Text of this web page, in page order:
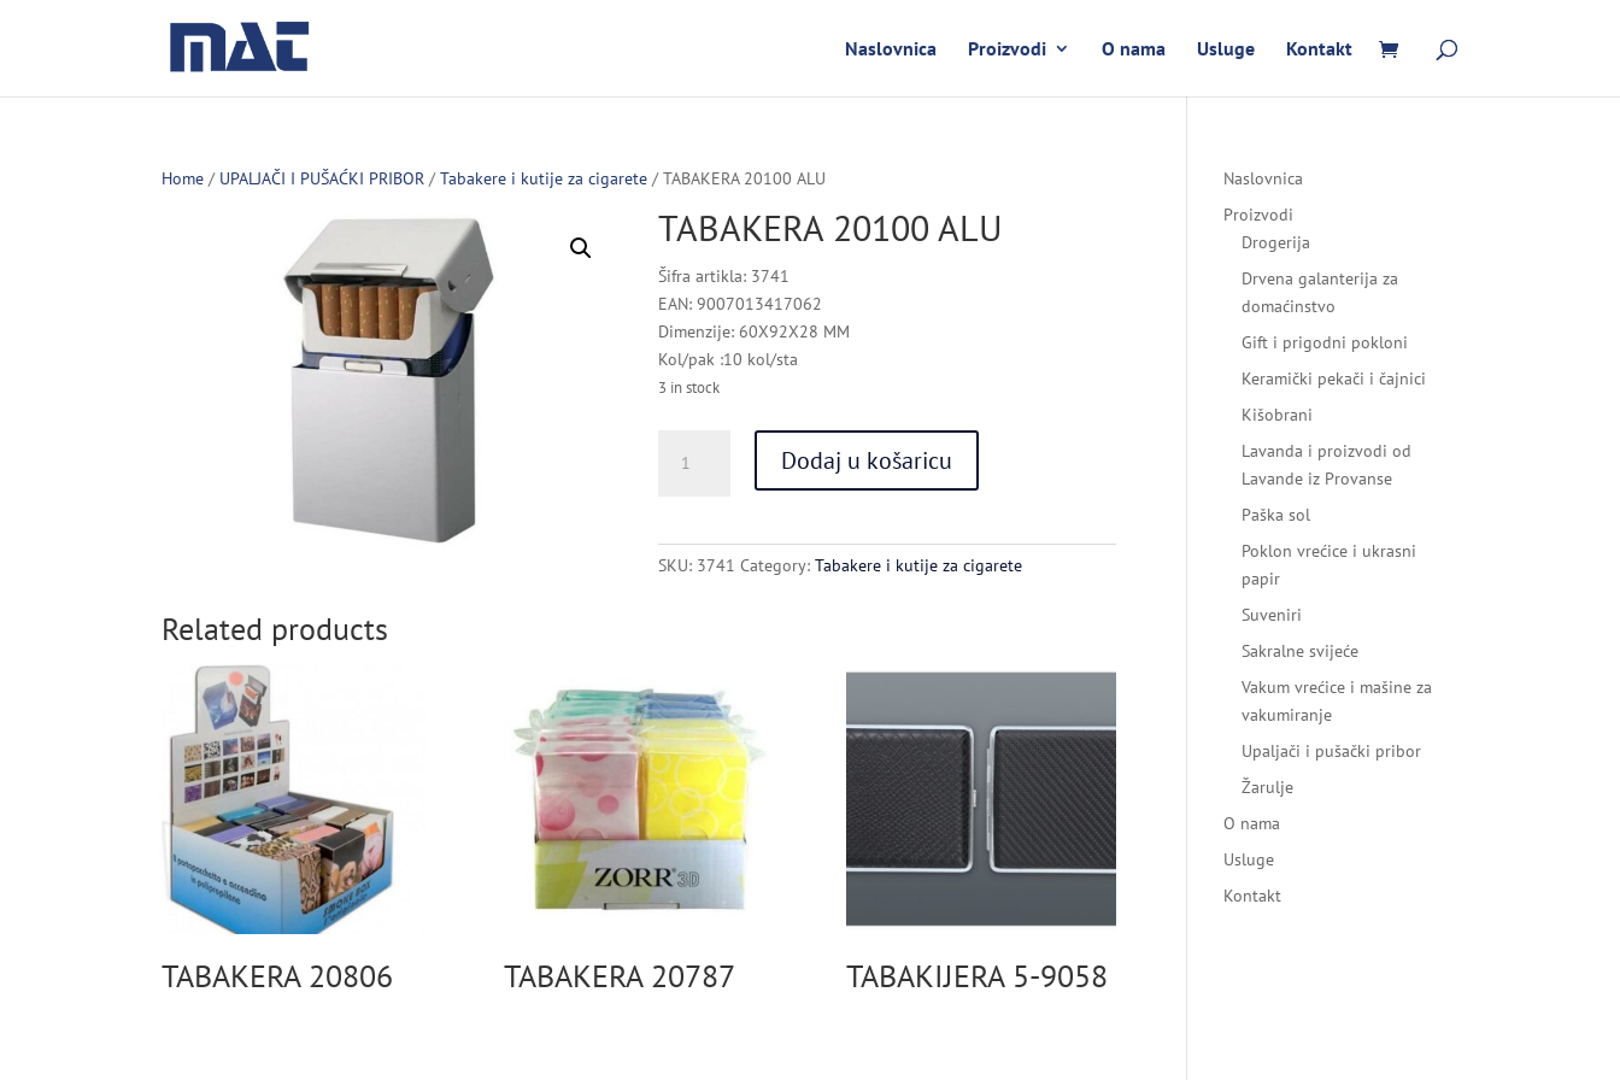
Naslovnica Proizvodi O nama Usluge Kontakt
Home / UPALJAČI I PUŠAĆKI PRIBOR /Tabakere i kutije za cigarete / TABAKERA 20100 ALU
TABAKERA 20100 ALU
Šifra artikla: 3741
EAN: 9007013417062
Dimenzije: 60X92X28 MM
Kol/pak :10 kol/sta
3 in stock
20100
Dodaj u košaricu
SKU: 3741 Category:Tabakere i kutije za cigarete
Related products
TABAKERA 20806 TABAKERA 20787 TABAKIJERA 5-9058
Naslovnica
Proizvodi
Drogerija
Drvena galanterija za
domaćinstvo
Gift i prigodni pokloni
Keramički pekači i čajnici
Kišobrani
Lavanda i proizvodi od
Lavande iz Provanse
Paška sol
Poklon vrećice i ukrasni
papir
Suveniri
Sakralne svijeće
Vakum vrećice i mašine za
vakumiranje
Upaljači i pušački pribor
Žarulje
O nama
Usluge
Kontakt